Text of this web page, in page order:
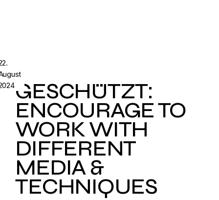
GESCHÜTZT:
ENCOURAGE TO
WORK WITH
DIFFERENT
MEDIA &
TECHNIQUES